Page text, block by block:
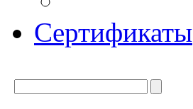
Сертификаты